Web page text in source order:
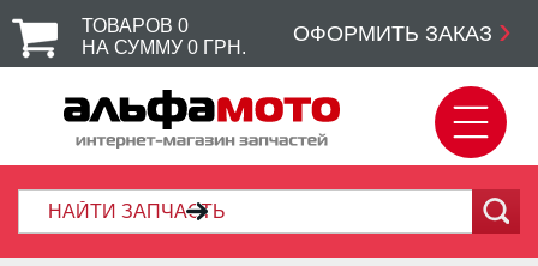
ТОВАРОВ 0
НА СУММУ 0 ГРН.
ОФОРМИТЬ ЗАКАЗ